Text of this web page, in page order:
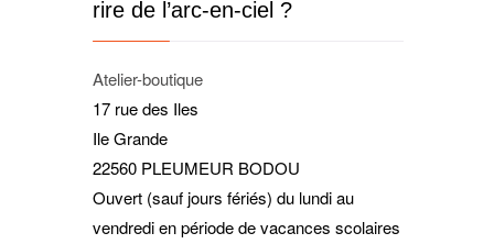
rire de l’arc-en-ciel ?
Atelier-boutique
17 rue des Iles
Ile Grande
22560 PLEUMEUR BODOU
Ouvert (sauf jours fériés) du lundi au
vendredi en période de vacances scolaires